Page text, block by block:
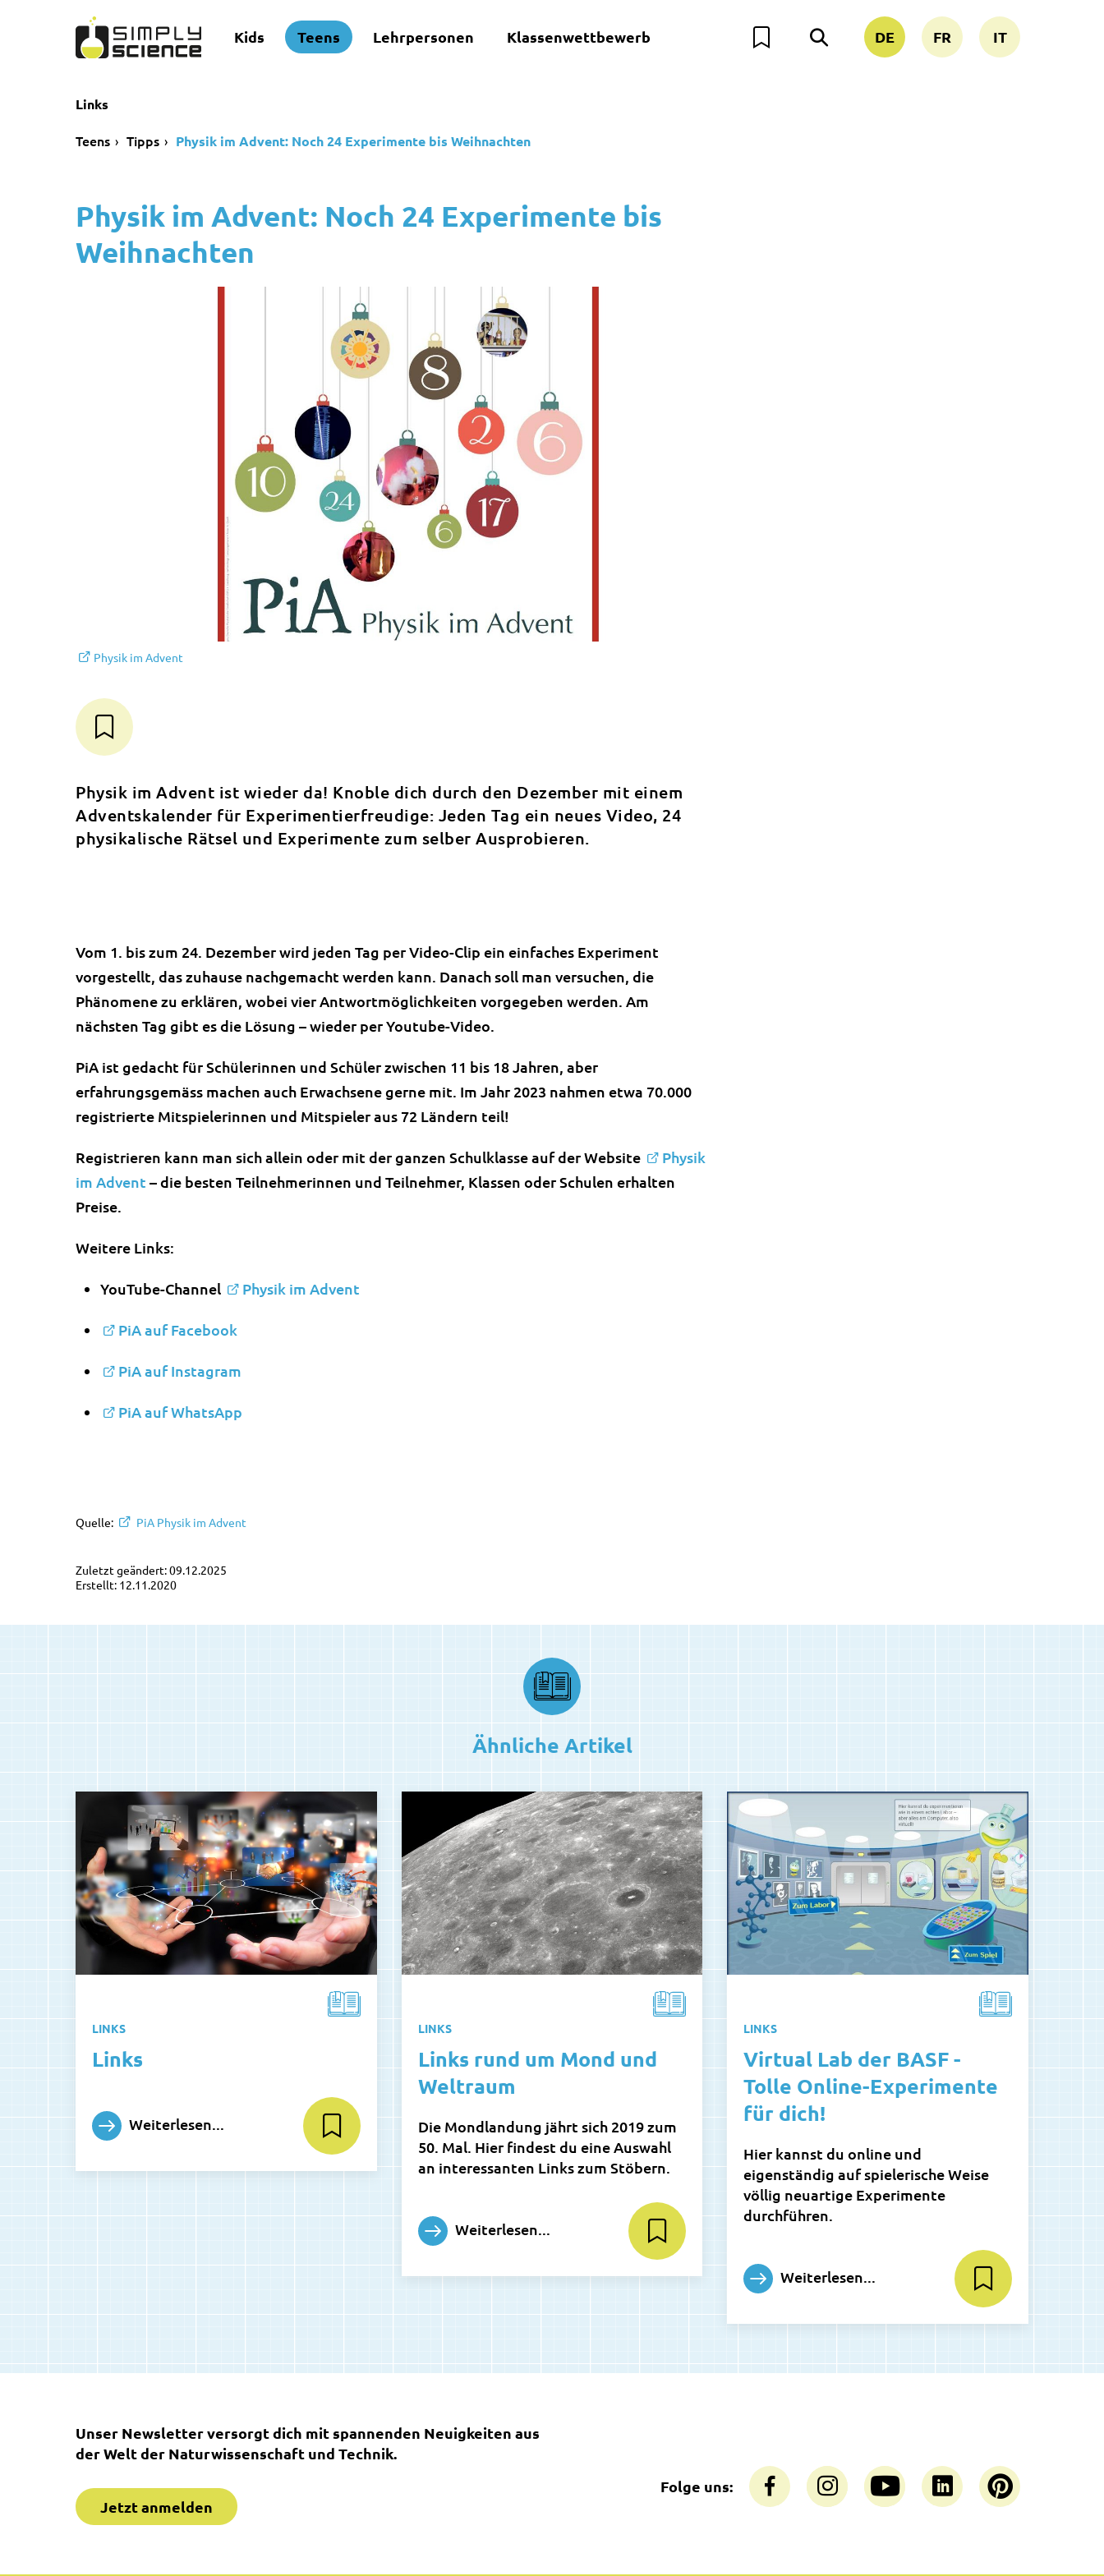
Kids Teens Lehrpersonen Klassenwettbewerb DE FR IT
Links
Teens Tipps Physik im Advent: Noch 24 Experimente bis Weihnachten
Physik im Advent: Noch 24 Experimente bis
Weihnachten
Physik im Advent
Physik im Advent ist wieder da! Knoble dich durch den Dezember mit einem
Adventskalender für Experimentierfreudige: Jeden Tag ein neues Video, 24
physikalische Rätsel und Experimente zum selber Ausprobieren.
Vom 1. bis zum 24. Dezember wird jeden Tag per Video-Clip ein einfaches Experiment
vorgestellt, das zuhause nachgemacht werden kann. Danach soll man versuchen, die
Phänomene zu erklären, wobei vier Antwortmöglichkeiten vorgegeben werden. Am
nächsten Tag gibt es die Lösung – wieder per Youtube-Video.
PiA ist gedacht für Schülerinnen und Schüler zwischen 11 bis 18 Jahren, aber
erfahrungsgemäss machen auch Erwachsene gerne mit. Im Jahr 2023 nahmen etwa 70.000
registrierte Mitspielerinnen und Mitspieler aus 72 Ländern teil!
Registrieren kann man sich allein oder mit der ganzen Schulklasse auf der Website
Physik
im Advent – die besten Teilnehmerinnen und Teilnehmer, Klassen oder Schulen erhalten
Preise.
Weitere Links:
YouTube-Channel Physik im Advent
PiA auf Facebook
PiA auf Instagram
PiA auf WhatsApp
Quelle: PiA Physik im Advent
Zuletzt geändert: 09.12.2025
Erstellt: 12.11.2020
Ähnliche Artikel
LINKS
Links
Weiterlesen...
LINKS
Links rund um Mond und
Weltraum
Die Mondlandung jährt sich 2019 zum
50. Mal. Hier findest du eine Auswahl
an interessanten Links zum Stöbern.
Weiterlesen...
LINKS
Virtual Lab der BASF -
Tolle Online-Experimente
für dich!
Hier kannst du online und
eigenständig auf spielerische Weise
völlig neuartige Experimente
durchführen.
Weiterlesen...
Unser Newsletter versorgt dich mit spannenden Neuigkeiten aus
der Welt der Naturwissenschaft und Technik.
Jetzt anmelden
Folge uns: